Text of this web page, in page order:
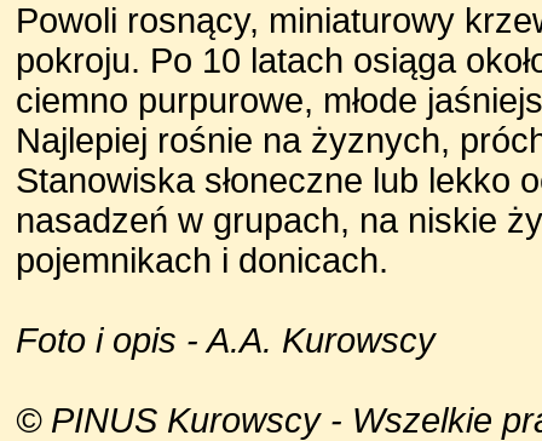
Powoli rosnący, miniaturowy
pokroju. Po 10 latach osiąga
ciemno purpurowe, młode
Najlepiej rośnie na żyznych,
Stanowiska słoneczne lub lekko
nasadzeń w grupach, na niskie
pojemnikach i donicach.
Foto i opis - A.A. Kurowscy
© PINUS Kurowscy - Wszelkie